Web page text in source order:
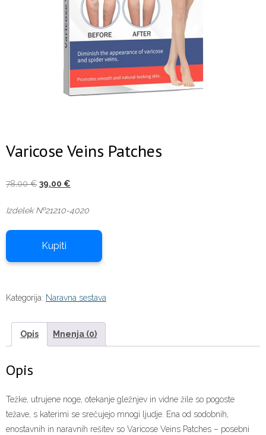
Varicose Veins Patches
78,00€ Izvirna
je
bila:
78,00 €.
39,00 €
je:
39,00 €.
Izdelek №21210-4020
Kupiti
Kategorija: Naravna sestava
Opis Mnenja (0)
Opis
Težke, utrujene noge, otekanje gležnjev in vidne žile so pogoste
težave, s katerimi se srečujejo mnogi ljudje. Ena od sodobnih,
enostavnih in naravnih rešitev so Varicose Veins Patches – posebni